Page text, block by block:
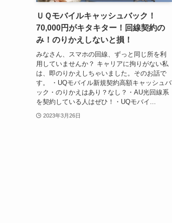
ＵＱモバイルキャッシュバック！
70,000円がキタキター！回線契約の
み！のりかえしないと損！
みなさん、スマホの回線、ずっと同じ所を利
用していませんか？ キャリアに拘りがない私
は、即のりかえしちゃいました。そのお話で
す。 ・UQモバイル新規契約高額キャッシュバ
ック・のりかえはあり？なし？・AU光回線系
を契約している人はぜひ！・UQモバイ...
2023年3月26日